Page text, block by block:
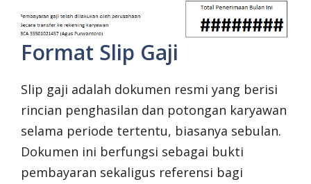
Format Slip Gaji
Slip gaji adalah dokumen resmi yang berisi
rincian penghasilan dan potongan karyawan
selama periode tertentu, biasanya sebulan.
Dokumen ini berfungsi sebagai bukti
pembayaran sekaligus referensi bagi